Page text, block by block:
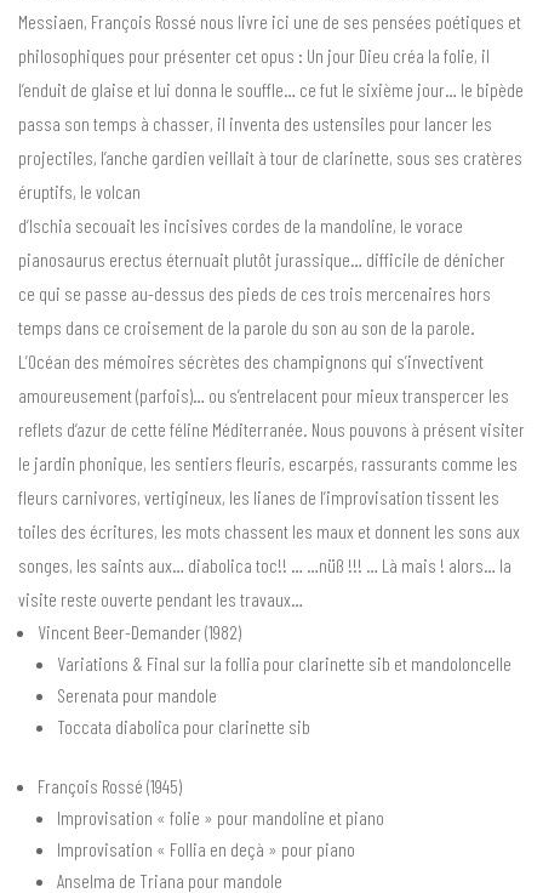
Messiaen, François Rossé nous livre ici une de ses pensées poétiques et
philosophiques pour présenter cet opus : Un jour Dieu créa la folie, il
l’enduit de glaise et lui donna le souffle… ce fut le sixième jour… le bipède
passa son temps à chasser, il inventa des ustensiles pour lancer les
projectiles, l’anche gardien veillait à tour de clarinette, sous ses cratères
éruptifs, le volcan
d’Ischia secouait les incisives cordes de la mandoline, le vorace
pianosaurus erectus éternuait plutôt jurassique… difficile de dénicher
ce qui se passe au-dessus des pieds de ces trois mercenaires hors
temps dans ce croisement de la parole du son au son de la parole.
L’Océan des mémoires sécrètes des champignons qui s’invectivent
amoureusement (parfois)… ou s’entrelacent pour mieux transpercer les
reflets d’azur de cette féline Méditerranée. Nous pouvons à présent visiter
le jardin phonique, les sentiers fleuris, escarpés, rassurants comme les
fleurs carnivores, vertigineux, les lianes de l’improvisation tissent les
toiles des écritures, les mots chassent les maux et donnent les sons aux
songes, les saints aux… diabolica toc!! … …nüß !!! … Là mais ! alors… la
visite reste ouverte pendant les travaux…
Vincent Beer-Demander (1982)
Variations & Final sur la follia pour clarinette sib et mandoloncelle
Serenata pour mandole
Toccata diabolica pour clarinette sib
François Rossé (1945)
Improvisation « folie » pour mandoline et piano
Improvisation « Follia en deçà » pour piano
Anselma de Triana pour mandole